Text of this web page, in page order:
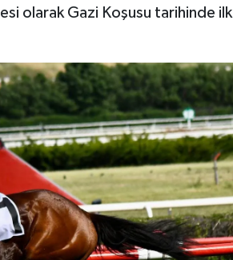
olarak Gazi Koşusu tarihinde ilk